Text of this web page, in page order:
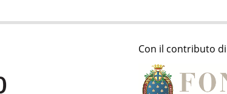
Con il contributo di